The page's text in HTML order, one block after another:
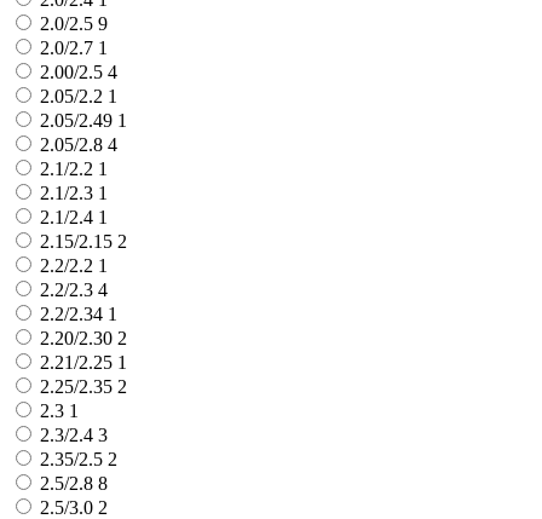
2.0/2.5 9
2.0/2.7 1
2.00/2.5 4
2.05/2.2 1
2.05/2.49 1
2.05/2.8 4
2.1/2.2 1
2.1/2.3 1
2.1/2.4 1
2.15/2.15 2
2.2/2.2 1
2.2/2.3 4
2.2/2.34 1
2.20/2.30 2
2.21/2.25 1
2.25/2.35 2
2.3 1
2.3/2.4 3
2.35/2.5 2
2.5/2.8 8
2.5/3.0 2